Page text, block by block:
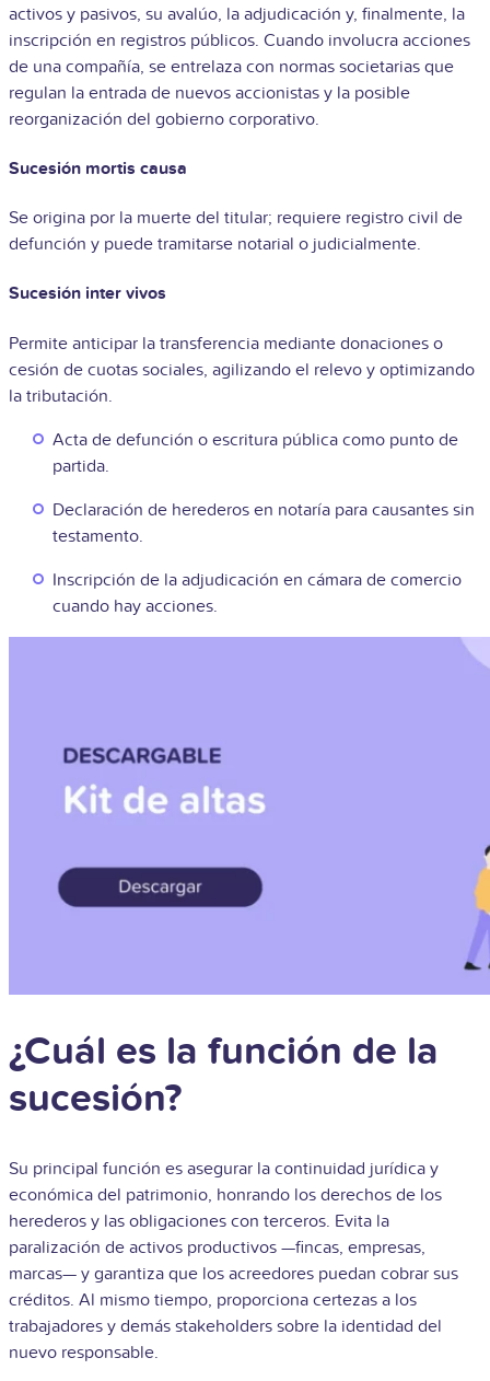
activos y pasivos, su avalúo, la adjudicación y, finalmente, la
inscripción en registros públicos. Cuando involucra acciones
de una compañía, se entrelaza con normas societarias que
regulan la entrada de nuevos accionistas y la posible
reorganización del gobierno corporativo.
Sucesión mortis causa
Se origina por la muerte del titular; requiere registro civil de
defunción y puede tramitarse notarial o judicialmente.
Sucesión inter vivos
Permite anticipar la transferencia mediante donaciones o
cesión de cuotas sociales, agilizando el relevo y optimizando
la tributación.
Acta de defunción o escritura pública como punto de
partida.
Declaración de herederos en notaría para causantes sin
testamento.
Inscripción de la adjudicación en cámara de comercio
cuando hay acciones.
¿Cuál es la función de la
sucesión?
Su principal función es asegurar la continuidad jurídica y
económica del patrimonio, honrando los derechos de los
herederos y las obligaciones con terceros. Evita la
paralización de activos productivos —fincas, empresas,
marcas— y garantiza que los acreedores puedan cobrar sus
créditos. Al mismo tiempo, proporciona certezas a los
trabajadores y demás stakeholders sobre la identidad del
nuevo responsable.